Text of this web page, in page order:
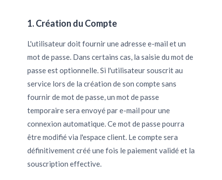
1. Création du Compte
L'utilisateur doit fournir une adresse e-mail et un
mot de passe. Dans certains cas, la saisie du mot de
passe est optionnelle. Si l'utilisateur souscrit au
service lors de la création de son compte sans
fournir de mot de passe, un mot de passe
temporaire sera envoyé par e-mail pour une
connexion automatique. Ce mot de passe pourra
être modifié via l'espace client. Le compte sera
définitivement créé une fois le paiement validé et la
souscription effective.